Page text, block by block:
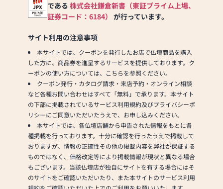
である 株式会社鎌倉新書（東証プライム上場、
証券コード：6184） が行っています。
サイト利用の注意事項
本サイトでは、クーポンを発行したお店で仏壇商品を購入
した方に、商品券を進呈するサービスを提供しております。ク
ーポンの使い方については、こちらを参照ください。
クーポン発行・カタログ請求・来店予約・オンライン相談
など各種お問い合わせはすべて「無料」で承ります。本サイト
の下部に掲載されているサービス利用規約及びプライバシーポ
リシーにご同意いただいたうえで、お申し込みください。
本サイトでは、各仏壇店舗から申告された情報をもとに各
種掲載を行っております。十分に確認を行ったうえで掲載して
おりますが、情報の正確性その他の掲載内容を弊社が保証する
ものではなく、価格改定等により掲載情報が現状と異なる場合
もございます。当該仏壇店が独自にサイトを有する場合にはそ
のサイトをご確認いただいたり、また本サイトのサービス利用